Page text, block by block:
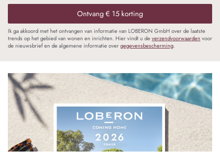
Ontvang € 15 korting
Ik ga akkoord met het ontvangen van informatie van LOBERON GmbH over de laatste
trends op het gebied van wonen en inrichten. Hier vindt u deverzendvoorwaarden voor
de nieuwsbrief en de algemene informatie overgegevensbescherming.